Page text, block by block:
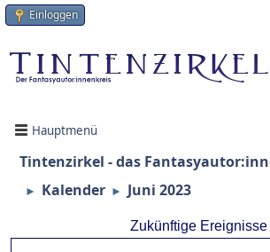
Einloggen
Hauptmenü
Tintenzirkel - das
► Kalender ► Juni 2023
Zukünftige Ereignisse